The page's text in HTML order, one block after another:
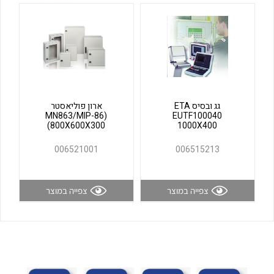
לכל מוצרי היצרן לכל מוצרי היצרן
גג ובסיס ETA
EUTF100040
1000X400
006515213
צפייה במוצר
ארון פוליאסטר
(MN863/MIP-86
(800X600X300
006521001
צפייה במוצר